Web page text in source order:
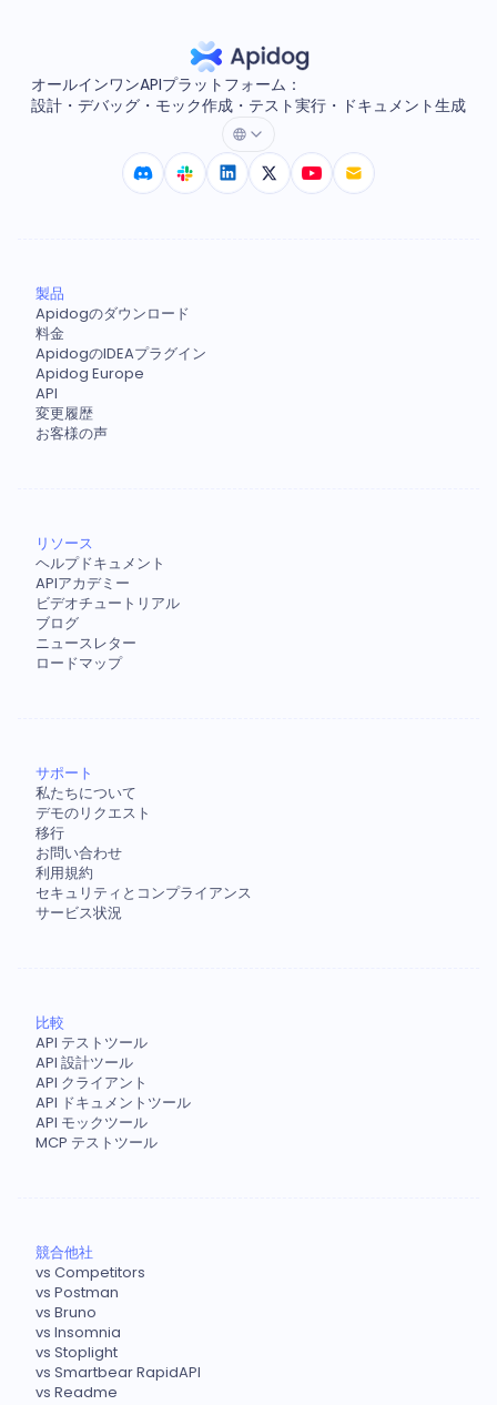
オールインワンAPIプラットフォーム：
設計・デバッグ・モック作成・テスト実行・ドキュメント生成
製品
Apidogのダウンロード
料金
ApidogのIDEAプラグイン
Apidog Europe
API
変更履歴
お客様の声
リソース
ヘルプドキュメント
APIアカデミー
ビデオチュートリアル
ブログ
ニュースレター
ロードマップ
サポート
私たちについて
デモのリクエスト
移行
お問い合わせ
利用規約
セキュリティとコンプライアンス
サービス状況
比較
API テストツール
API 設計ツール
API クライアント
API ドキュメントツール
API モックツール
MCP テストツール
競合他社
vs Competitors
vs Postman
vs Bruno
vs Insomnia
vs Stoplight
vs Smartbear RapidAPI
vs Readme